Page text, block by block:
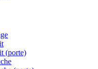
(porte)